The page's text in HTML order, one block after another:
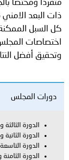
متفردا ومختصا
ذات البعد الامني
كل السبل
اختصاصات
وتحقيق أفضل
دورات المجلس
الدورة
الدورة
الدورة
الدورة